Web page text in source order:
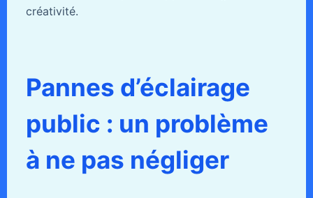
créativité.
Pannes d’éclairage
public : un problème
à ne pas négliger